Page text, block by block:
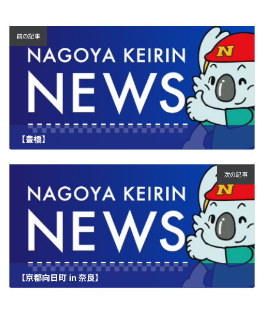
前の記事
【豊橋】
次の記事
【京都向日町 in 奈良】